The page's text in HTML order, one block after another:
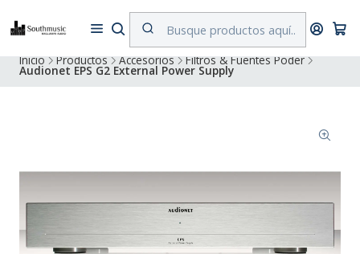
Despacho a todo Chile. Envíos gratuitos a Región Metropolitana por
compras superiores a $500.000
Inicio Productos Accesorios Filtros & Fuentes Poder
Audionet EPS G2 External Power Supply